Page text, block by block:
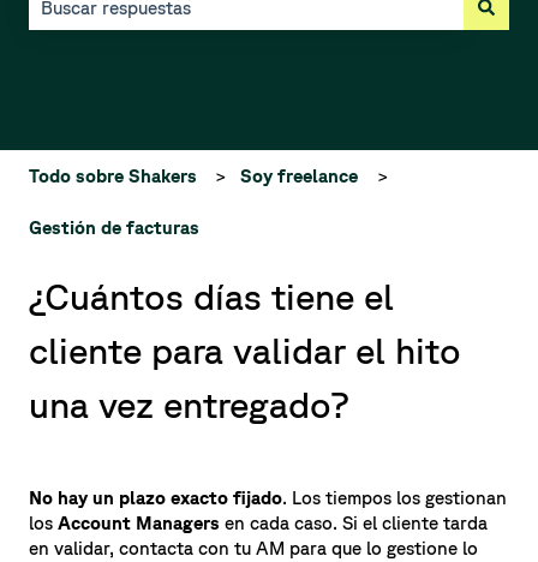
Todo sobre Shakers Soy freelance
Gestión de facturas
¿Cuántos días tiene el
cliente para validar el hito
una vez entregado?
No hay un plazo exacto fijado. Los tiempos los gestionan
los Account Managers en cada caso. Si el cliente tarda
en validar, contacta con tu AM para que lo gestione lo